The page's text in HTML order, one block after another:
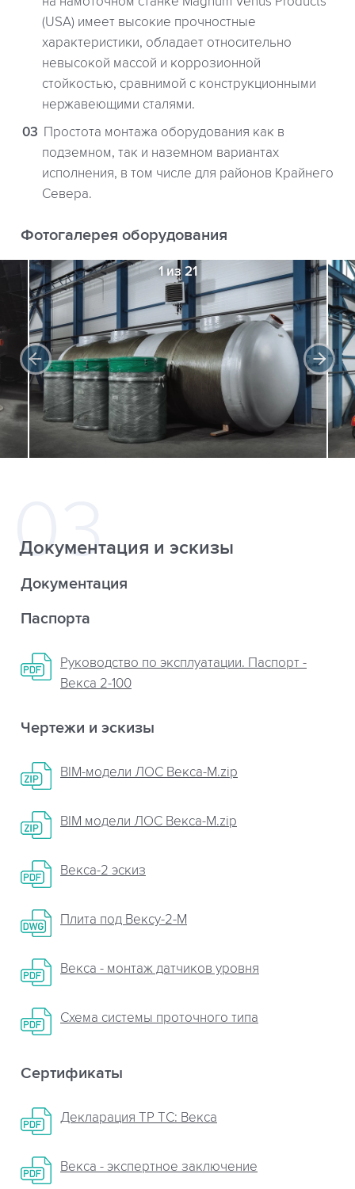
(USA) имеет высокие прочностные
характеристики, обладает относительно
невысокой массой и коррозионной
стойкостью, сравнимой с конструкционными
нержавеющими сталями.
Простота монтажа оборудования как в
подземном, так и наземном вариантах
исполнения, в том числе для районов Крайнего
Севера.
Фотогалерея оборудования
1 из 21
Документация и эскизы
Документация
Паспорта
Руководство по эксплуатации. Паспорт -
Векса 2-100
Чертежи и эскизы
BIM-модели ЛОС Векса-М.zip
BIM модели ЛОС Векса-М.zip
Векса-2 эскиз
Плита пoд Вексу-2-М
Векса - монтаж датчиков уровня
Схема системы проточного типа
Сертификаты
Декларация ТР ТС: Векса
Векса - экспертное заключение